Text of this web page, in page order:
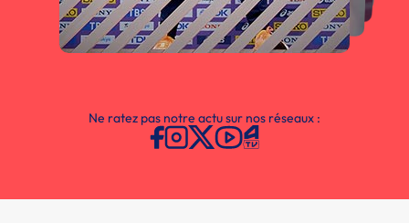
Ne ratez pas notre actu sur nos réseaux :